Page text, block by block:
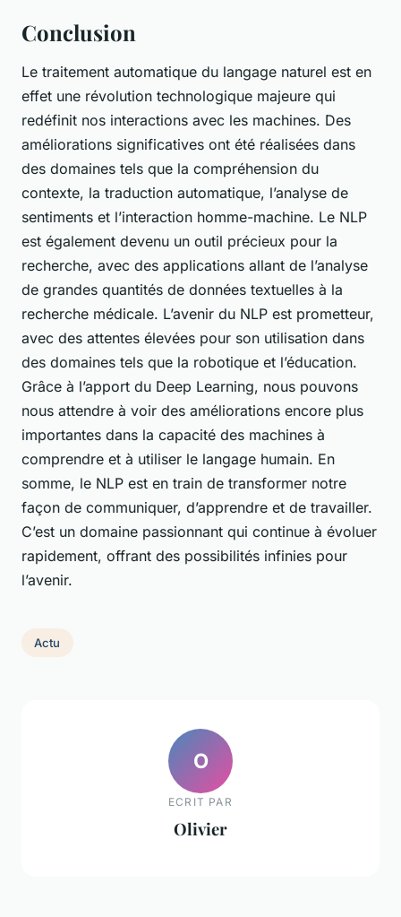
Conclusion
Le traitement automatique du langage naturel est en
effet une révolution technologique majeure qui
redéfinit nos interactions avec les machines. Des
améliorations significatives ont été réalisées dans
des domaines tels que la compréhension du
contexte, la traduction automatique, l’analyse de
sentiments et l’interaction homme-machine. Le NLP
est également devenu un outil précieux pour la
recherche, avec des applications allant de l’analyse
de grandes quantités de données textuelles à la
recherche médicale. L’avenir du NLP est prometteur,
avec des attentes élevées pour son utilisation dans
des domaines tels que la robotique et l’éducation.
Grâce à l’apport du Deep Learning, nous pouvons
nous attendre à voir des améliorations encore plus
importantes dans la capacité des machines à
comprendre et à utiliser le langage humain. En
somme, le NLP est en train de transformer notre
façon de communiquer, d’apprendre et de travailler.
C’est un domaine passionnant qui continue à évoluer
rapidement, offrant des possibilités infinies pour
l’avenir.
Actu
O
ECRIT PAR
Olivier